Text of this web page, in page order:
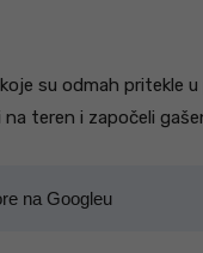
su odmah pritekle
teren i započeli
na Googleu